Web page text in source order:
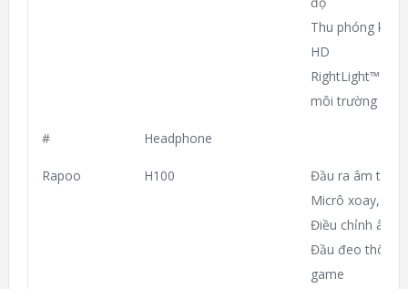
Thu phóng kỹ
HD
RightLight™ 3
môi trường
# Headphone
Rapoo H100
Đầu ra âm
Micrô xoay,
Điều chỉnh âm
Đầu đeo thông
game